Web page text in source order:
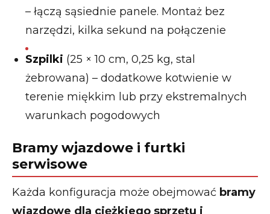
– łączą sąsiednie panele. Montaż bez
narzędzi, kilka sekund na połączenie
Szpilki (25 × 10 cm, 0,25 kg, stal
żebrowana) – dodatkowe kotwienie w
terenie miękkim lub przy ekstremalnych
warunkach pogodowych
Bramy wjazdowe i furtki
serwisowe
Każda konfiguracja może obejmować bramy
wjazdowe dla ciężkiego sprzętu i